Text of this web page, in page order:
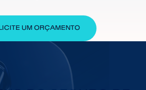
UM ORÇAMENTO